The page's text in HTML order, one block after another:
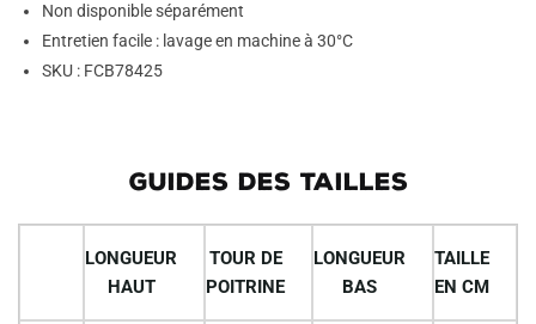
Non disponible séparément
Entretien facile : lavage en machine à 30°C
SKU : FCB78425
GUIDES DES TAILLES
LONGUEUR
HAUT
TOUR DE
POITRINE
LONGUEUR
BAS
TAILLE
EN CM